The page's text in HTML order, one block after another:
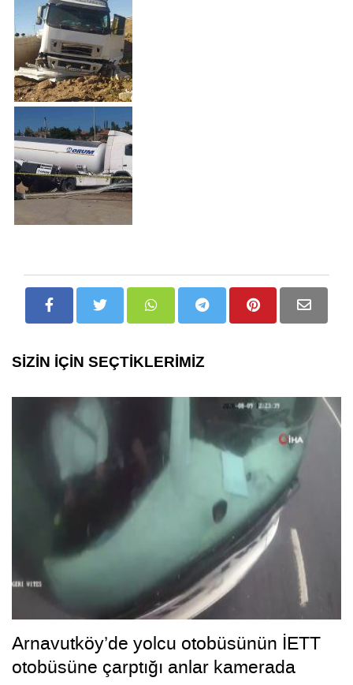
SİZİN İÇİN SEÇTİKLERİMİZ
Arnavutköy’de yolcu otobüsünün İETT
otobüsüne çarptığı anlar kamerada